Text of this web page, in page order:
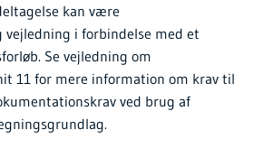
kan være
i forbindelse med et
Se vejledning om
11 for mere information om krav til
ved brug af